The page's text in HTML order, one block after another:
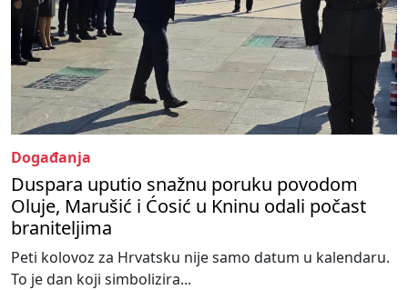
Događanja
Duspara uputio snažnu poruku povodom
Oluje, Marušić i Ćosić u Kninu odali počast
braniteljima
Peti kolovoz za Hrvatsku nije samo datum u kalendaru.
To je dan koji simbolizira...